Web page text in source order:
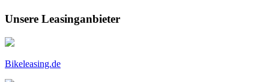
Unsere Leasinganbieter
Bikeleasing.de